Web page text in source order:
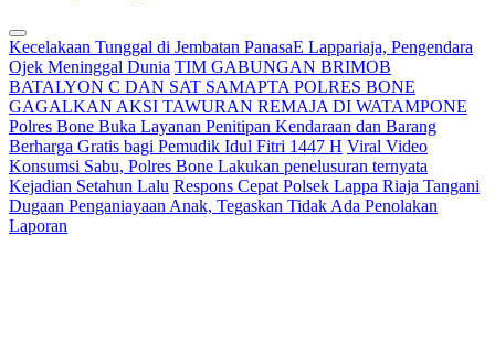
Kecelakaan Tunggal di Jembatan PanasaE Lappariaja, Pengendara
Ojek Meninggal Dunia TIM GABUNGAN BRIMOB
BATALYON C DAN SAT SAMAPTA POLRES BONE
GAGALKAN AKSI TAWURAN REMAJA DI WATAMPONE
Polres Bone Buka Layanan Penitipan Kendaraan dan Barang
Berharga Gratis bagi Pemudik Idul Fitri 1447 H Viral Video
Konsumsi Sabu, Polres Bone Lakukan penelusuran ternyata
Kejadian Setahun Lalu Respons Cepat Polsek Lappa Riaja Tangani
Dugaan Penganiayaan Anak, Tegaskan Tidak Ada Penolakan
Laporan